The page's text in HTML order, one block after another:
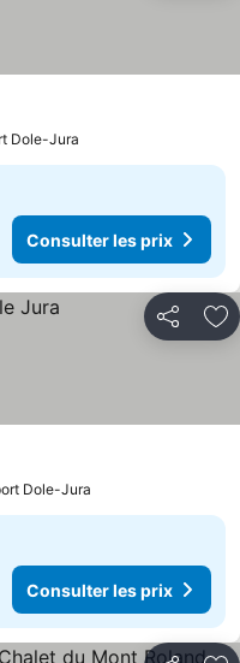
Dole-Jura
Consulter les prix
Partager
Dole-Jura
Consulter les prix